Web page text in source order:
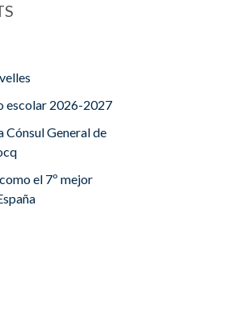
escolar 2026-2027
Cónsul General de
el 7º mejor